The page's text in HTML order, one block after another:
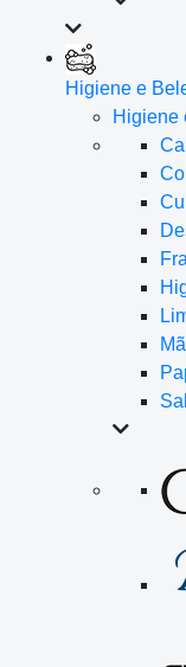
Higiene e
Higiene